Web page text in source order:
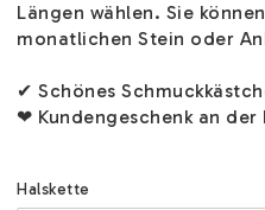
Längen wählen. Sie
monatlichen Stein oder
✔ Schönes
❤ Kundengeschenk an der
Halskette